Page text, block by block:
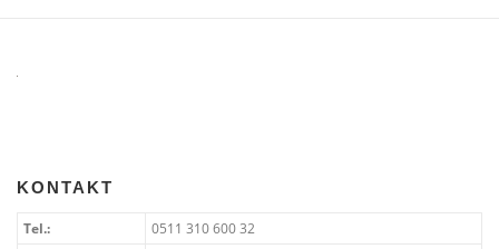
KONTAKT
Tel.:
0511 310 600 32